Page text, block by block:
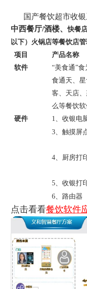
国产餐饮超市收
中西餐厅/酒楼、快餐
以下）火锅店等餐饮店
项目
产品名称
软件
“美食通”食
食通天、星
客、天店、
么等餐饮
硬件 1 、收银电
3 、触摸屏
4 、厨房打
5 、收银打
6 、路由器
点击看看餐饮软件